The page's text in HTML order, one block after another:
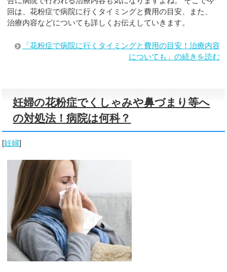
回は、花粉症で病院に行くタイミングと費用の目安、また、
治療内容などについても詳しくお伝えしていきます。
「花粉症で病院に行くタイミングと費用の目安！治療内容
についても」の続きを読む
妊婦の花粉症でくしゃみや鼻づまり等へ
の対処法！病院は何科？
[妊婦]